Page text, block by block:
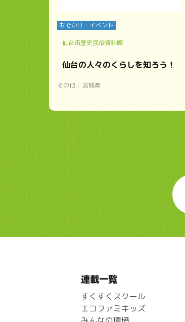
おでかけ・イベント
仙台市歴史民俗資料館
仙台の人々のくらしを知ろう！
その他 宮城県
連載一覧
すくすくスクール
エコファミキッズ